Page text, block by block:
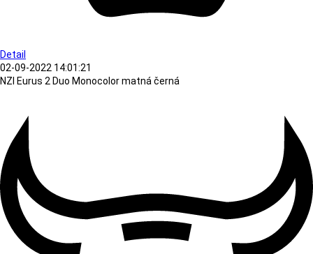
Detail
02-09-2022 14:01:21
NZI Eurus 2 Duo Monocolor matná černá